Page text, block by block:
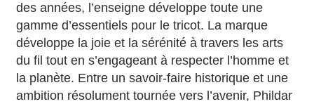
des années, l’enseigne développe toute une
gamme d’essentiels pour le tricot. La marque
développe la joie et la sérénité à travers les arts
du fil tout en s’engageant à respecter l’homme et
la planète. Entre un savoir-faire historique et une
ambition résolument tournée vers l’avenir, Phildar